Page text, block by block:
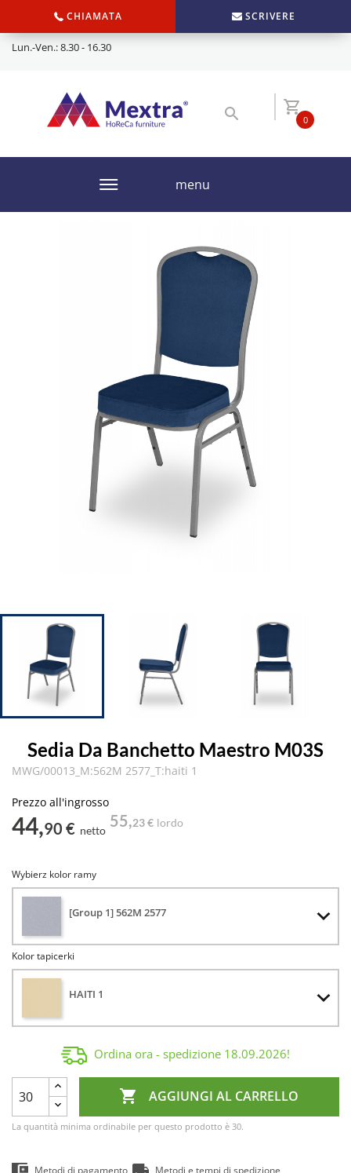
CHIAMATA SCRIVERE
Lun.-Ven.: 8.30 - 16.30
0
menu
Sedia Da Banchetto Maestro M03S
MWG/00013_M:562M 2577_T:haiti 1
Prezzo all'ingrosso
44,90 € netto
55,23 € lordo
Wybierz kolor ramy
[Group 1] 562M 2577
Kolor tapicerki
HAITI 1
Ordina ora - spedizione 18.09.2026!
 AGGIUNGI AL CARRELLO
La quantità minima ordinabile per questo prodotto è 30.
Metodi di pagamento Metodi e tempi di spedizione